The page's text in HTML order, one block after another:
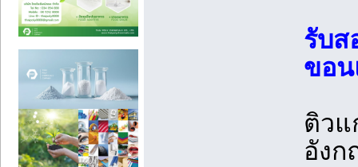
รับส
ขอ
ติว
อังก